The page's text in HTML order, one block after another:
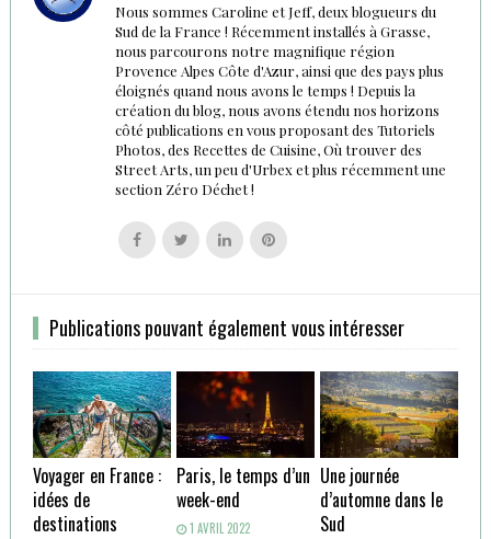
Nous sommes Caroline et Jeff, deux blogueurs du
Sud de la France ! Récemment installés à Grasse,
nous parcourons notre magnifique région
Provence Alpes Côte d'Azur, ainsi que des pays plus
éloignés quand nous avons le temps ! Depuis la
création du blog, nous avons étendu nos horizons
côté publications en vous proposant des Tutoriels
Photos, des Recettes de Cuisine, Où trouver des
Street Arts, un peu d'Urbex et plus récemment une
section Zéro Déchet !
Follow
us
Follow
us
Follow
us
Follow
us
Publications pouvant également vous intéresser
Voyager en France :
idées de
destinations
Paris, le temps d’un
week-end
1 AVRIL 2022
Une journée
d’automne dans le
Sud